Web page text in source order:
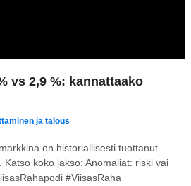
vs 2,9 %: kannattaako
ja talous
on historiallisesti tuottanut
Katso koko jakso: Anomaliat: riski vai
#ViisasRaha